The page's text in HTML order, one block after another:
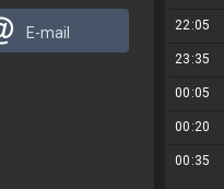
E-mail 22:05
23:35
00:05
00:20
00:35